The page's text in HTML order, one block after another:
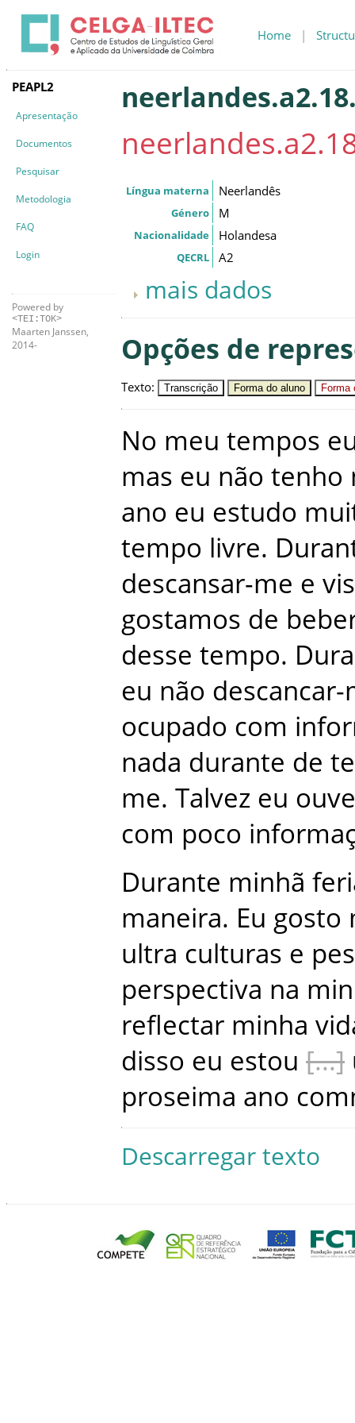
Home |
PEAPL2
Apresentação
Documentos
Pesquisar
Metodologia
FAQ
Login
Powered by
<TEI:TOK>
Maarten Janssen,
2014-
Língua materna Neerlandês
Género M
Nacionalidade Holandesa
QECRL A2
mais dados
Opções de
Texto: Transcrição Forma do aluno Forma
No meu tempos
mas eu não tenho
ano eu estudo
tempo livre.
descansar-me e
gostamos de
desse tempo.
eu não descancar-
ocupado com
nada durante de
me. Talvez eu ouve
com poco
Durante minhã
maneira. Eu gosto
ultra culturas e
perspectiva na
reflectar minha
disso eu estou
proseima ano
Descarregar texto